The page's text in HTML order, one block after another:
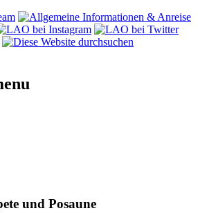
und Posaune